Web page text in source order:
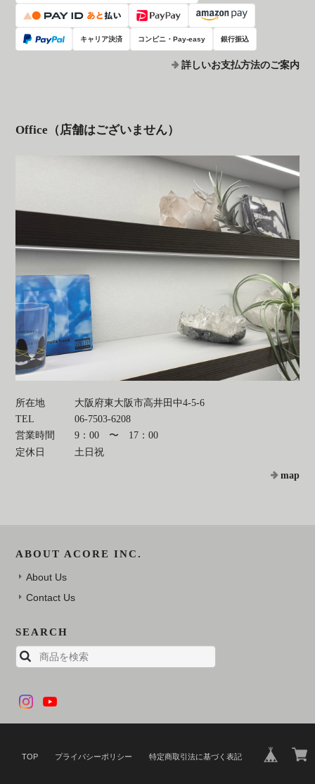
キャリア決済 コンビニ・Pay-easy 銀行振込
詳しいお支払方法のご案内
Office（店舗はございません）
所在地
大阪府東大阪市高井田中4-5-6
TEL
06-7503-6208
営業時間
9：00 〜 17：00
定休日
土日祝
map
ABOUT ACORE INC.
About Us
Contact Us
SEARCH
TOP プライバシーポリシー 特定商取引法に基づく表記